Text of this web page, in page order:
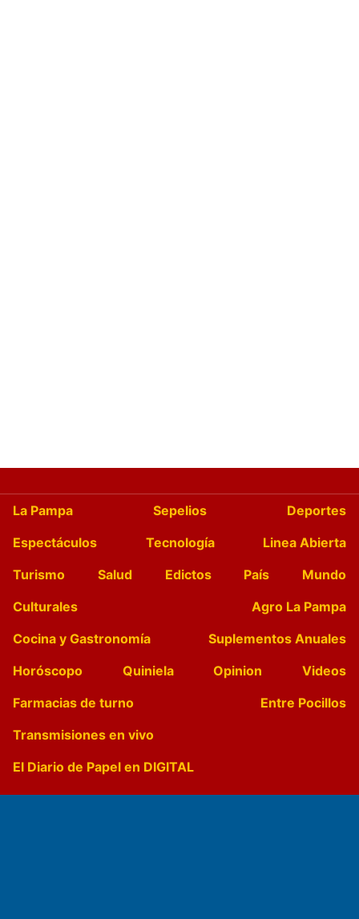
La Pampa Sepelios
Deportes
Espectáculos
Tecnología
Linea Abierta
Turismo
Salud Edictos País
Mundo
Culturales
Agro La Pampa
Cocina y Gastronomía
Suplementos Anuales
Horóscopo
Quiniela Opinion
Videos
Farmacias de turno
Entre Pocillos
Transmisiones en vivo
El Diario de Papel en DIGITAL